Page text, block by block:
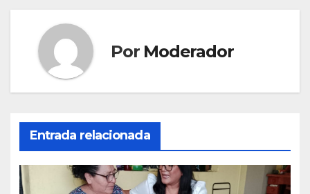
Por Moderador
Entrada relacionada